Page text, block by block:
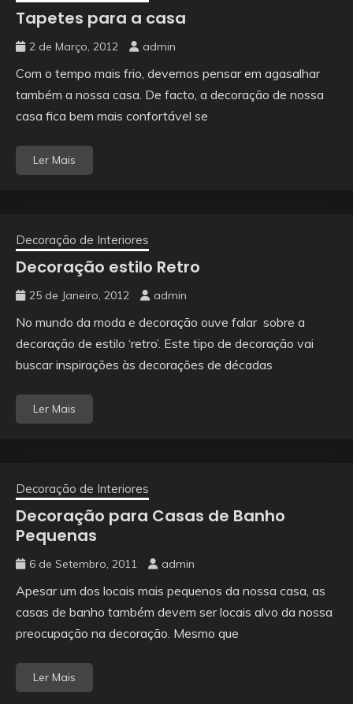
Tapetes para a casa
2 de Março, 2012 admin
Com o tempo mais frio, devemos pensar em agasalhar
também a nossa casa. De facto, a decoração de nossa
casa fica bem mais confortável se
Ler Mais
Decoração de Interiores
Decoração estilo Retro
25 de Janeiro, 2012 admin
No mundo da moda e decoração ouve falar sobre a
decoração de estilo ‘retro’. Este tipo de decoração vai
buscar inspirações às decorações de décadas
Ler Mais
Decoração de Interiores
Decoração para Casas de Banho
Pequenas
6 de Setembro, 2011 admin
Apesar um dos locais mais pequenos da nossa casa, as
casas de banho também devem ser locais alvo da nossa
preocupação na decoração. Mesmo que
Ler Mais